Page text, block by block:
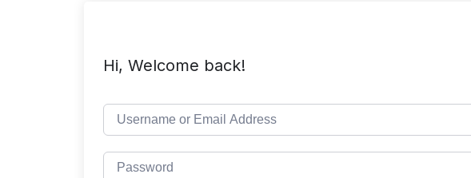
Hi, Welcome back!